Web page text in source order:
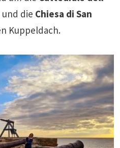
und die Chiesa di San
Kuppeldach.